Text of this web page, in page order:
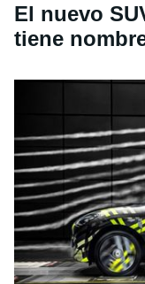
El nuevo
tiene